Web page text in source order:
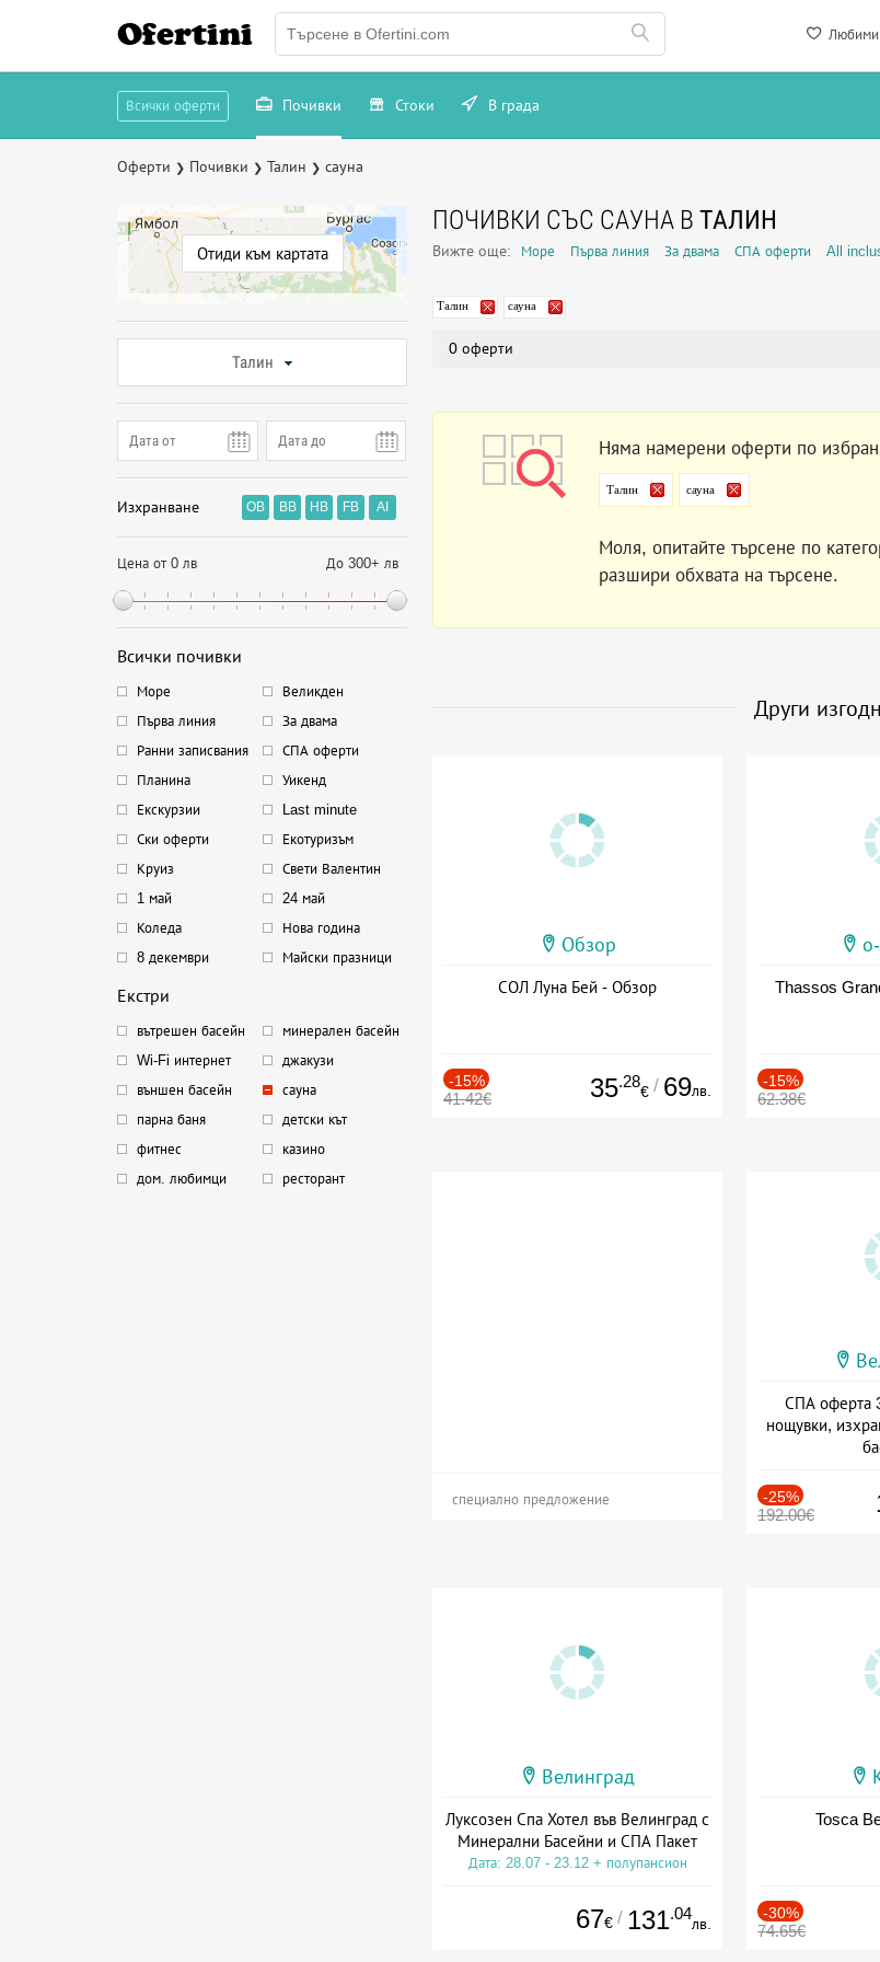
Любими
Ofertini
Всички оферти Почивки Стоки В града
Оферти ❯ Почивки ❯ Талин ❯ сауна
Отиди към картата
Талин
Изхранване OB BB HB FB AI
Цена от 0 лв До 300+ лв
Всички почивки
Море
Великден
Първа линия
За двама
Ранни записвания
СПА оферти
Планина
Уикенд
Екскурзии
Last minute
Ски оферти
Екотуризъм
Круиз
Свети Валентин
1 май
24 май
Коледа
Нова година
8 декември
Майски празници
Екстри
вътрешен басейн
минерален басейн
Wi-Fi интернет
джакузи
външен басейн
сауна
парна баня
детски кът
фитнес
казино
дом. любимци
ресторант
ПОЧИВКИ СЪС САУНА В ТАЛИН
Вижте още: Море Първа линия За двама СПА оферти All
Талин сауна
0 оферти
Няма намерени оферти по
Талин сауна
Моля, опитайте търсене по
разшири обхвата на търсене.
Други
Обзор
СОЛ Луна Бей - Обзор
-15%
41.42€ 35.28
€ / 69лв.
Thassos
-15%
62.38€
специално предложение
СПА оферта
нощувки,
-25%
192.00€
Велинград
Луксозен Спа Хотел във Велинград с
Минерални Басейни и СПА Пакет
Дата: 28.07 - 23.12 + полупансион
67€ / 131.04
лв.
Tosca
-30%
74.65€